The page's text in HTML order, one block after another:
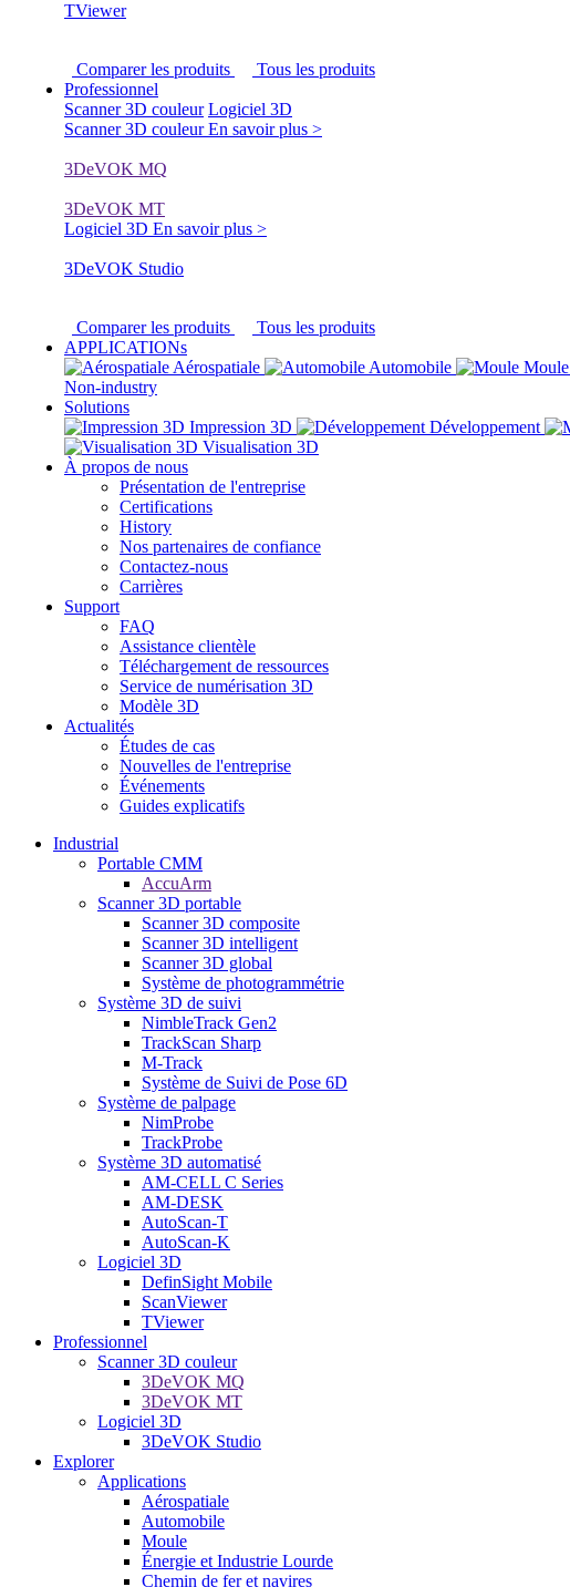
TViewer
Comparer les produits
Tous les produits
Professionnel
Scanner 3D couleur Logiciel 3D
Scanner 3D couleurEn savoir plus >
3DeVOK MQ
3DeVOK MT
Logiciel 3D En savoir plus >
3DeVOK Studio
Comparer les produits
Tous les produits
APPLICATIONs
Aérospatiale
Automobile Moule
Non-industry
Solutions
Impression 3D
Développement
Visualisation 3D
À propos de nous
Présentation de l'entreprise
Certifications
History
Nos partenaires de confiance
Contactez-nous
Carrières
Support
FAQ
Assistance clientèle
Téléchargement de ressources
Service de numérisation 3D
Modèle 3D
Actualités
Études de cas
Nouvelles de l'entreprise
Événements
Guides explicatifs
Industrial
Portable CMM
AccuArm
Scanner 3D portable
Scanner 3D composite
Scanner 3D intelligent
Scanner 3D global
Système de photogrammétrie
Système 3D de suivi
NimbleTrack Gen2
TrackScan Sharp
M-Track
Système de Suivi de Pose 6D
Système de palpage
NimProbe
TrackProbe
Système 3D automatisé
AM-CELL C Series
AM-DESK
AutoScan-T
AutoScan-K
Logiciel 3D
DefinSight Mobile
ScanViewer
TViewer
Professionnel
Scanner 3D couleur
3DeVOK MQ
3DeVOK MT
Logiciel 3D
3DeVOK Studio
Explorer
Applications
Aérospatiale
Automobile
Moule
Énergie et Industrie Lourde
Chemin de fer et navires